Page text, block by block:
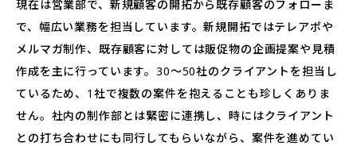
現在は営業部で、新規顧客の開拓から既存顧客のフォローま
で、幅広い業務を担当しています。新規開拓ではテレアポや
メルマガ制作、既存顧客に対しては販促物の企画提案や見積
作成を主に行っています。30〜50社のクライアントを担当し
ているため、1社で複数の案件を抱えることも珍しくありま
せん。社内の制作部とは緊密に連携し、時にはクライアント
との打ち合わせにも同行してもらいながら、案件を進めてい